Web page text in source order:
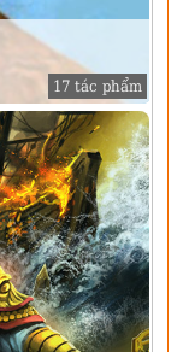
17 tác phẩm